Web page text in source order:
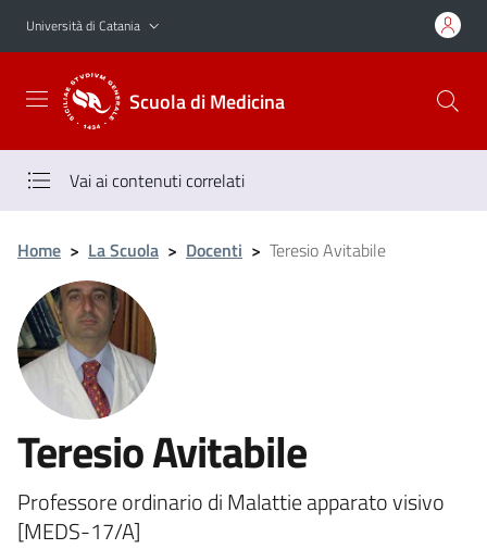
Vai al contenuto principale
Vai al menu di navigazione
Università di Catania
Scuola di Medicina
Vai ai contenuti correlati
Home > La Scuola > Docenti > Teresio Avitabile
Teresio Avitabile
Professore ordinario di Malattie apparato visivo
[MEDS-17/A]